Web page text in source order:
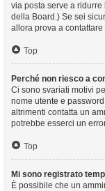
via posta serve a
della Board.) Se sei
allora prova a
Top
Perché non riesco a
Ci sono svariati motivi
nome utente e
altrimenti contatta un
potrebbe esserci un
Top
Mi sono registrato
È possibile che un